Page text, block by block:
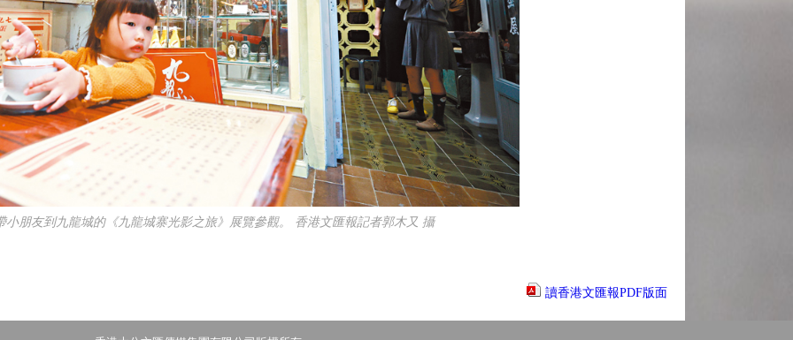
小朋友到九龍城的《九龍城寨光影之旅》展覽參觀。 香港文匯報記者郭木又 攝
讀香港文匯報PDF版面